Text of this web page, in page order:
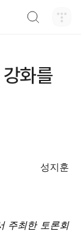
화를
성지훈
주최한 토론회